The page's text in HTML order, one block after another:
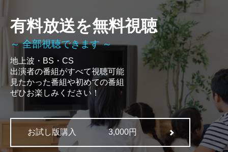
有料放送を無料視聴
～ 全部視聴できます ～
地上波・BS・CS
出演者の番組がすべて視聴可能
見たかった番組や初めての番組
ぜひお楽しみください！
お試し版購入 3,000円